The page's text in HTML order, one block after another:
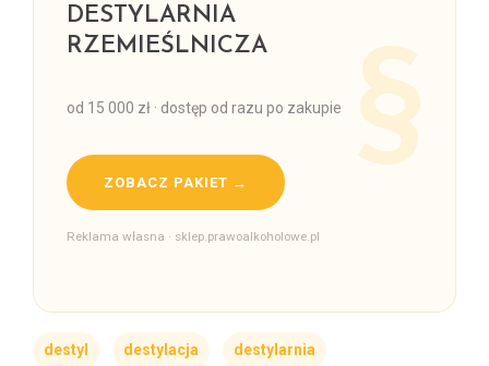
DESTYLARNIA
RZEMIEŚLNICZA
od 15 000 zł · dostęp od razu po zakupie
ZOBACZ PAKIET →
Reklama własna · sklep.prawoalkoholowe.pl
destyl destylacja destylarnia